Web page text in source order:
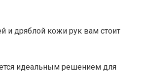
и дряблой кожи рук вам стоит
идеальным решением для